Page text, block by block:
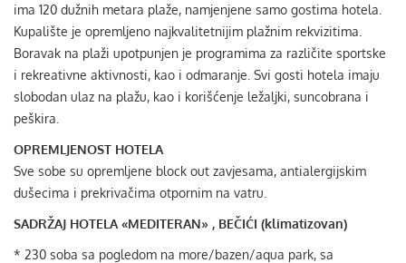
ima 120 dužnih metara plaže, namjenjene samo gostima hotela.
Kupalište je opremljeno najkvalitetnijim plažnim rekvizitima.
Boravak na plaži upotpunjen je programima za različite sportske
i rekreativne aktivnosti, kao i odmaranje. Svi gosti hotela imaju
slobodan ulaz na plažu, kao i korišćenje ležaljki, suncobrana i
peškira.
OPREMLJENOST HOTELA
Sve sobe su opremljene block out zavjesama, antialergijskim
dušecima i prekrivačima otpornim na vatru.
SADRŽAJ HOTELA «MEDITERAN» , BEČIĆI (klimatizovan)
* 230 soba sa pogledom na more/bazen/aqua park, sa